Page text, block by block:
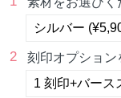
2 刻印オプション